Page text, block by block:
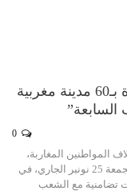
الإعلان عن تنظيم أكثر من 112 تظاهرة بـ60 مدينة مغربية
المواطنين المغاربة،
أمس الجمعة 25 نونبر الجاري، في
تضامنية مع الشعب